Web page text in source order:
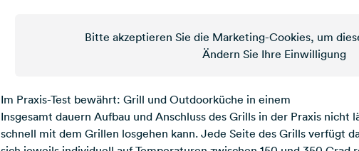
Bitte akzeptieren Sie die Marketing-Cookies, um
Ändern Sie Ihre Einwilligung
Im Praxis-Test bewährt: Grill und Outdoorküche in einem
Insgesamt dauern Aufbau und Anschluss des Grills in der Praxis nicht
schnell mit dem Grillen losgehen kann. Jede Seite des Grills verfügt